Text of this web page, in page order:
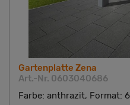
Gartenplatte Zena
Art.-Nr. 0603040686
Farbe: anthrazit, Format: